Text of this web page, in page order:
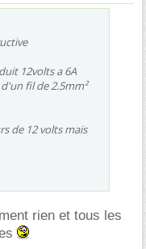
12volts a 6A
fil de 2.5mm²
de 12 volts mais
rien et tous les